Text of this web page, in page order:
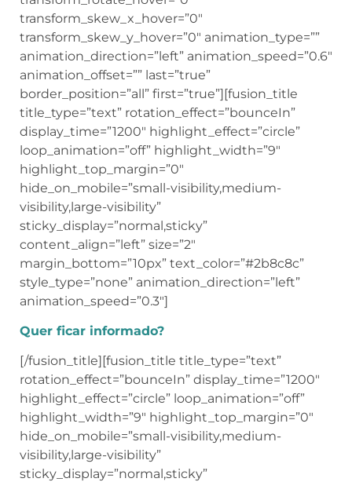
transform_skew_x_hover=”0″
transform_skew_y_hover=”0″ animation_type=””
animation_direction=”left” animation_speed=”0.6″
animation_offset=”” last=”true”
border_position=”all” first=”true”][fusion_title
title_type=”text” rotation_effect=”bounceIn”
display_time=”1200″ highlight_effect=”circle”
loop_animation=”off” highlight_width=”9″
highlight_top_margin=”0″
hide_on_mobile=”small-visibility,medium-
visibility,large-visibility”
sticky_display=”normal,sticky”
content_align=”left” size=”2″
margin_bottom=”10px” text_color=”#2b8c8c”
style_type=”none” animation_direction=”left”
animation_speed=”0.3″]
Quer ficar informado?
[/fusion_title][fusion_title title_type=”text”
rotation_effect=”bounceIn” display_time=”1200″
highlight_effect=”circle” loop_animation=”off”
highlight_width=”9″ highlight_top_margin=”0″
hide_on_mobile=”small-visibility,medium-
visibility,large-visibility”
sticky_display=”normal,sticky”